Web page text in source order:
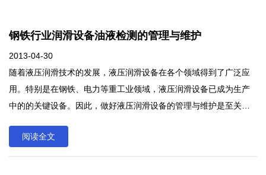
钢铁行业润滑设备油液检测的管理与维护
2013-04-30
随着液压润滑技术的发展，液压润滑设备在各个领域得到了广泛应
用。特别是在钢铁、电力等重工业领域，液压润滑设备已成为生产
中的的关键设备。因此，做好液压润滑设备的管理与维护是至关重
备的维护与管理。 随着液压润滑技术的发展，液压润滑设备在各个
领域得到了广泛应用。特别是在钢铁、电力等重工业领域，液压润
阅读全文